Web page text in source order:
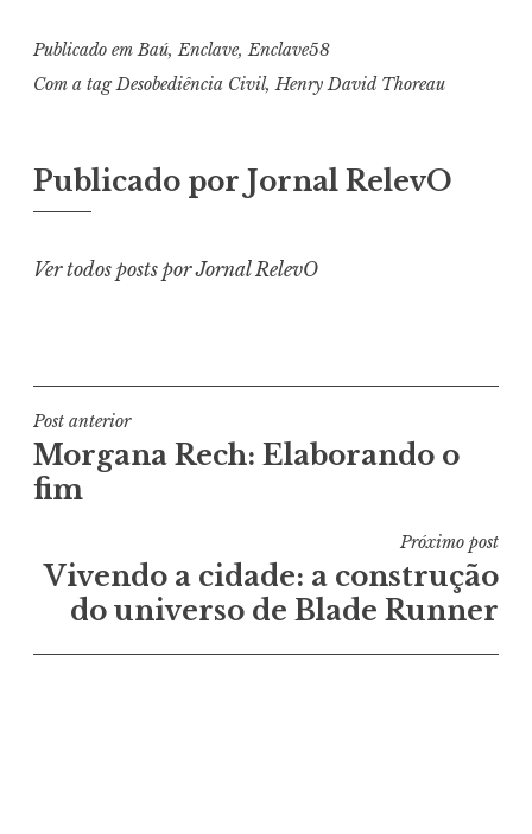
Publicado emBaú,Enclave,Enclave58
Com a tagDesobediência Civil,Henry David Thoreau
Publicado por Jornal RelevO
Ver todos posts por Jornal RelevO
Navegação
de
Post
Post anterior
Morgana Rech: Elaborando o
fim
Próximo post
Vivendo a cidade: a construção
do universo de Blade Runner